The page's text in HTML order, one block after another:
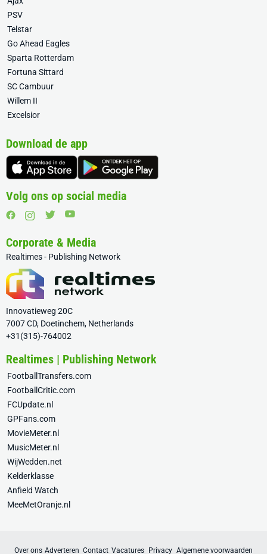
PSV
Telstar
Go Ahead Eagles
Sparta Rotterdam
Fortuna Sittard
SC Cambuur
Willem II
Excelsior
Download de app
Volg ons op social media
Corporate & Media
Realtimes - Publishing Network
Innovatieweg 20C
7007 CD, Doetinchem, Netherlands
+31(315)-764002
Realtimes | Publishing Network
FootballTransfers.com
FootballCritic.com
FCUpdate.nl
GPFans.com
MovieMeter.nl
MusicMeter.nl
WijWedden.net
Kelderklasse
Anfield Watch
MeeMetOranje.nl
Over ons Adverteren Contact Vacatures Privacy Algemene voorwaarden